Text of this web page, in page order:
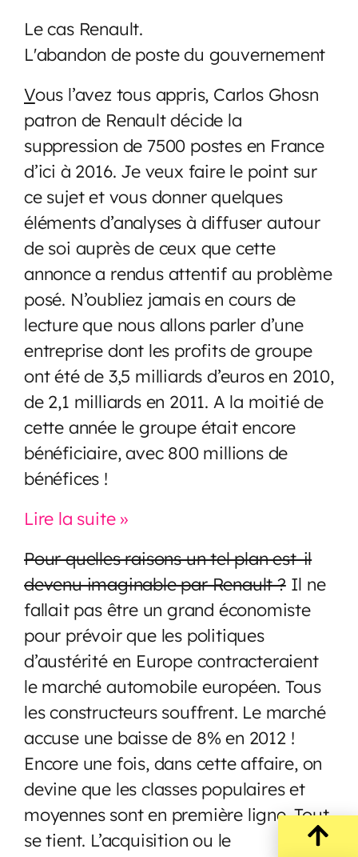
Le cas Renault.
L'abandon de poste du gouvernement
Vous l’avez tous appris, Carlos Ghosn
patron de Renault décide la
suppression de 7500 postes en France
d’ici à 2016. Je veux faire le point sur
ce sujet et vous donner quelques
éléments d’analyses à diffuser autour
de soi auprès de ceux que cette
annonce a rendus attentif au problème
posé. N’oubliez jamais en cours de
lecture que nous allons parler d’une
entreprise dont les profits de groupe
ont été de 3,5 milliards d’euros en 2010,
de 2,1 milliards en 2011. A la moitié de
cette année le groupe était encore
bénéficiaire, avec 800 millions de
bénéfices !
Lire la suite »
Pour quelles raisons un tel plan est-il
devenu imaginable par Renault ?Il ne
fallait pas être un grand économiste
pour prévoir que les politiques
d’austérité en Europe contracteraient
le marché automobile européen. Tous
les constructeurs souffrent. Le marché
accuse une baisse de 8% en 2012 !
Encore une fois, dans cette affaire, on
devine que les classes populaires et
moyennes sont en première ligne. Tout
se tient. L’acquisition ou le